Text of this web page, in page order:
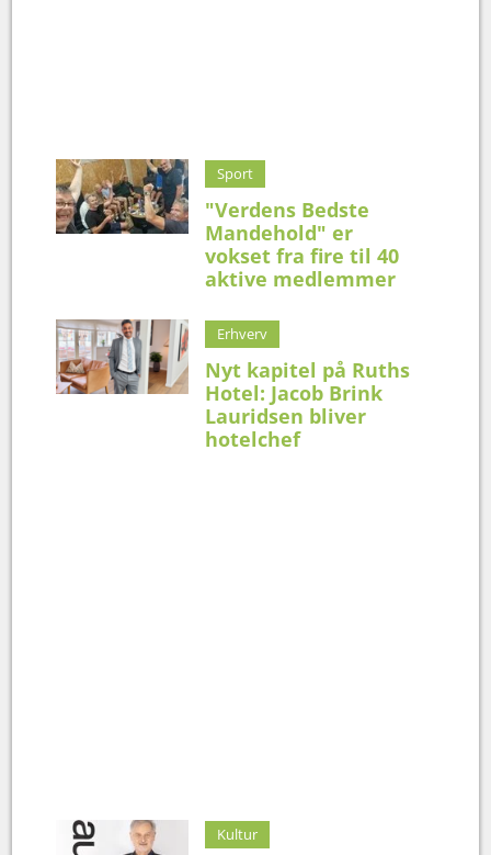
Sport
"Verdens Bedste
Mandehold" er
vokset fra fire til 40
aktive medlemmer
Erhverv
Nyt kapitel på Ruths
Hotel: Jacob Brink
Lauridsen bliver
hotelchef
Kultur